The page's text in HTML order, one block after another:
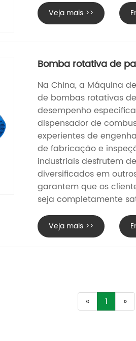
Veja mais >>
Bomba rotativa de
Na China, a Máquina
de bombas rotativas
desempenho
dispensador de
experientes de
de fabricação e
industriais desfrutem
diversificados em
garantem que os
seja completamente
Veja mais >>
« 1 »